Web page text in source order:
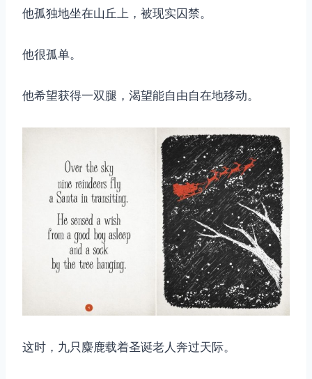
他孤独地坐在山丘上，被现实囚禁。
他很孤单。
他希望获得一双腿，渴望能自由自在地移动。
这时，九只麋鹿载着圣诞老人奔过天际。